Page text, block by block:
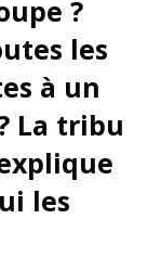
?
les
à un
La tribu
les